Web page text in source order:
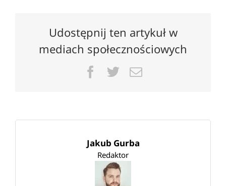
Udostępnij ten artykuł w
mediach społecznościowych
Facebook
TwitterEmail
Jakub Gurba
Redaktor